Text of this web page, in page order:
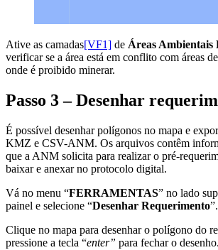
Ative as camadas[VF1] de Áreas Ambientais
verificar se a área está em conflito com áreas
onde é proibido minerar.
Passo 3 – Desenhar
É possível desenhar polígonos no mapa e
KMZ e CSV-ANM. Os arquivos contêm
que a ANM solicita para realizar o pré-
baixar e anexar no protocolo digital.
Vá no menu “FERRAMENTAS” no lado
painel e selecione “Desenhar Requerimento”.
Clique no mapa para desenhar o polígono do
pressione a tecla “enter” para fechar o desenho.